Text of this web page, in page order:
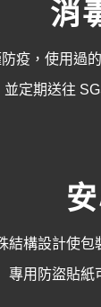
消
疫，使用過
並定期送往
結構設計使包
專用防盜貼紙